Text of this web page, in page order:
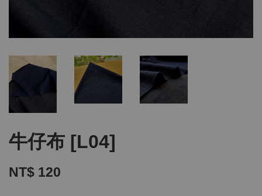
牛仔布 [L04]
NT$ 120